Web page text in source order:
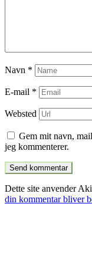
Navn *
E-mail *
Websted
Gem mit navn,
jeg kommenterer.
Dette site anvender
din kommentar bliver